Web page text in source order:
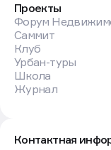
Проекты
Форум
Саммит
Клуб
Урбан-туры
Школа
Журнал
Контактная